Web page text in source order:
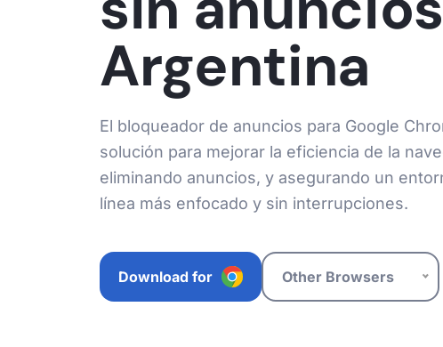
Argentina
El bloqueador de anuncios para Google
solución para mejorar la eficiencia de la
eliminando anuncios, y asegurando un
línea más enfocado y sin interrupciones.
Download for Other Browsers